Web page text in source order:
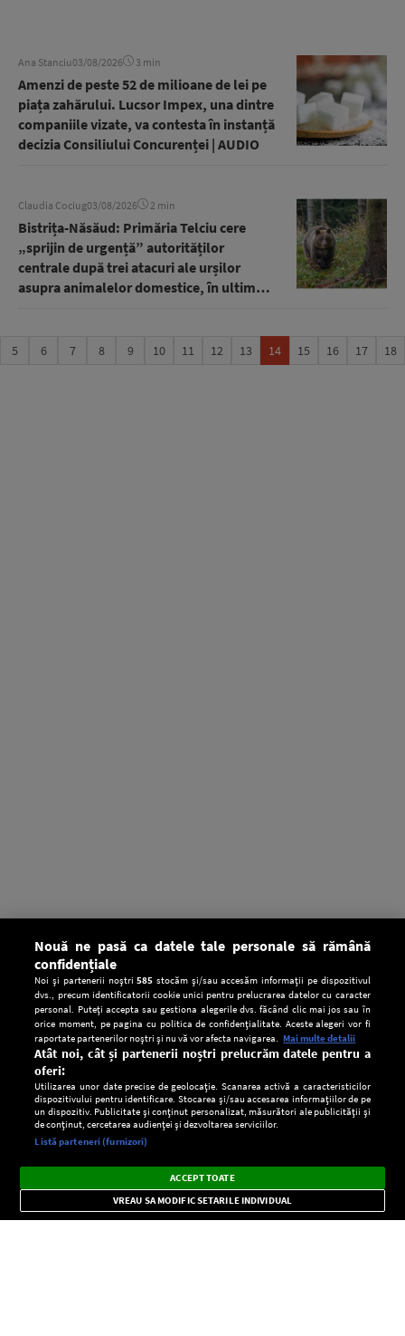
CONFIDENŢIALITATE
Ana Stanciu03/08/2026 3 min
Amenzi de peste 52 de milioane de lei pe
piața zahărului. Lucsor Impex, una dintre
companiile vizate, va contesta în instanță
decizia Consiliului Concurenței | AUDIO
Claudia Cociug03/08/2026 2 min
Bistrița-Năsăud: Primăria Telciu cere
„sprijin de urgență” autorităților
centrale după trei atacuri ale urșilor
asupra animalelor domestice, în ultimele
5 6 7 8 9 10 11 12 13 14 15 16 17 18
Setări:
Dark
Mode
Radio live, podcasturi, știri și alerte
importante.
×
Nouă ne pasă ca datele tale personale să rămână
confidențiale
Noi și partenerii noștri585 stocăm și/sau accesăm informații pe dispozitivul
dvs., precum identificatorii cookie unici pentru prelucrarea datelor cu caracter
personal. Puteți accepta sau gestiona alegerile dvs. făcând clic mai jos sau în
orice moment, pe pagina cu politica de confidențialitate. Aceste alegeri vor fi
raportate partenerilor noștri și nu vă vor afecta navigarea. Mai multe detalii
Atât noi, cât și partenerii noștri prelucrăm datele pentru a
oferi:
Utilizarea unor date precise de geolocație. Scanarea activă a caracteristicilor
dispozitivului pentru identificare. Stocarea și/sau accesarea informațiilor de pe
un dispozitiv. Publicitate și conținut personalizat, măsurători ale publicității și
de conținut, cercetarea audienței și dezvoltarea serviciilor.
Listă parteneri (furnizori)
ACCEPT TOATE
VREAU SA MODIFIC SETARILE INDIVIDUAL